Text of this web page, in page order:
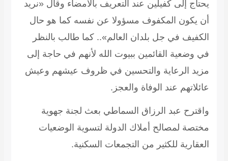
يحتاج إلى كفيلين عند التعريف بالامضاء وقال «نريد
أن يكون المكفوف مسؤولا عن نفسه كما هو حال
الكفيف في جل بلدان العالم».. كما طالب بالنظر
في وضعية القائمين ببيوت الله لأنهم في حاجة إلى
مزيد الرعاية والتحسين في ظروف عيشهم وعيش
عائلاتهم عند الوفاة والعجز.
واقترح عبد الرزاق السماطي بعث لجنة جهوية
مختصة لمصالح أملاك الدولة لتسوية الوضعيات
العقارية للكثير من التجمعات السكنية.